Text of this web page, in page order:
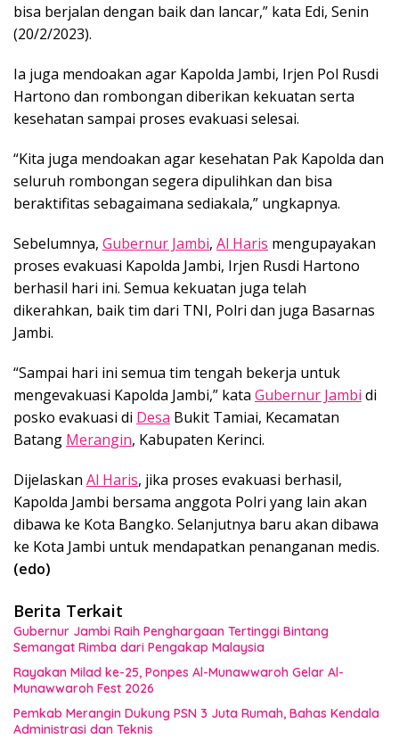
bisa berjalan dengan baik dan lancar,” kata Edi, Senin
(20/2/2023).
Ia juga mendoakan agar Kapolda Jambi, Irjen Pol Rusdi
Hartono dan rombongan diberikan kekuatan serta
kesehatan sampai proses evakuasi selesai.
“Kita juga mendoakan agar kesehatan Pak Kapolda dan
seluruh rombongan segera dipulihkan dan bisa
beraktifitas sebagaimana sediakala,” ungkapnya.
Sebelumnya, Gubernur Jambi, Al Haris mengupayakan
proses evakuasi Kapolda Jambi, Irjen Rusdi Hartono
berhasil hari ini. Semua kekuatan juga telah
dikerahkan, baik tim dari TNI, Polri dan juga Basarnas
Jambi.
“Sampai hari ini semua tim tengah bekerja untuk
mengevakuasi Kapolda Jambi,” kata Gubernur Jambi di
posko evakuasi di Desa Bukit Tamiai, Kecamatan
Batang Merangin, Kabupaten Kerinci.
Dijelaskan Al Haris, jika proses evakuasi berhasil,
Kapolda Jambi bersama anggota Polri yang lain akan
dibawa ke Kota Bangko. Selanjutnya baru akan dibawa
ke Kota Jambi untuk mendapatkan penanganan medis.
(edo)
Berita Terkait
Gubernur Jambi Raih Penghargaan Tertinggi Bintang
Semangat Rimba dari Pengakap Malaysia
Rayakan Milad ke-25, Ponpes Al-Munawwaroh Gelar Al-
Munawwaroh Fest 2026
Pemkab Merangin Dukung PSN 3 Juta Rumah, Bahas Kendala
Administrasi dan Teknis